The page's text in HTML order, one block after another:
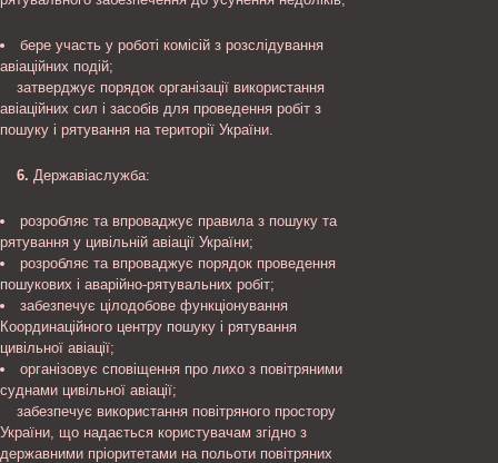
бере участь у роботі комісій з розслідування
авіаційних подій;
затверджує порядок організації використання
авіаційних сил і засобів для проведення робіт з
пошуку і рятування на території України.
6. Державіаслужба:
розробляє та впроваджує правила з пошуку та
рятування у цивільній авіації України;
розробляє та впроваджує порядок проведення
пошукових і аварійно-рятувальних робіт;
забезпечує цілодобове функціонування
Координаційного центру пошуку і рятування
цивільної авіації;
організовує сповіщення про лихо з повітряними
суднами цивільної авіації;
забезпечує використання повітряного простору
України, що надається користувачам згідно з
державними пріоритетами на польоти повітряних